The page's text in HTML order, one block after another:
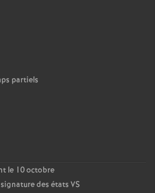
partiels
le 10 octobre
des états VS